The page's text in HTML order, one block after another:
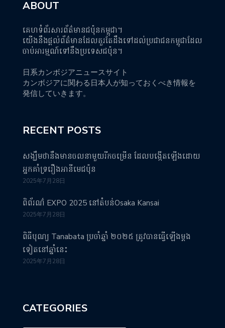
ABOUT
គេហទំព័រសារព័ត៌មានជប៉ុនកម្ពុជា។
យើងនឹងផ្តល់ព័ត៌មានដែលគួរតែដឹងទៅដល់ប្រជាជនកម្ពុជាដែល
ចាប់អារម្មណ៍ទៅនឹងប្រទេសជប៉ុន។
日系カンボジアニュースサイト
カンボジアに関わる日本人が知っておくべき情報を
発信していきます。
RECENT POSTS
សង្ឃឹមថានឹងមានចលនាមួយរីកចម្រើន ដែលបង្កើតឡើងដោយ
អ្នកគាំទ្ររឿងអានីមេជប៉ុន
2025年7月28日
ពិព័រណ៌ EXPO 2025 នៅតំបន់Osaka Kansai
2025年7月28日
ពិធីបុណ្យ Tanabata ប្រចាំឆ្នាំ ២០២៥ ត្រូវបានធ្វើឡើងម្តង
ទៀតនៅឆ្នាំនេះ
2025年7月28日
CATEGORIES